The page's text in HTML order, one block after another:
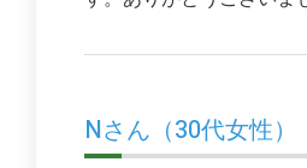
Nさん（30代女性）